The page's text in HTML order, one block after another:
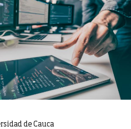
de Cauca